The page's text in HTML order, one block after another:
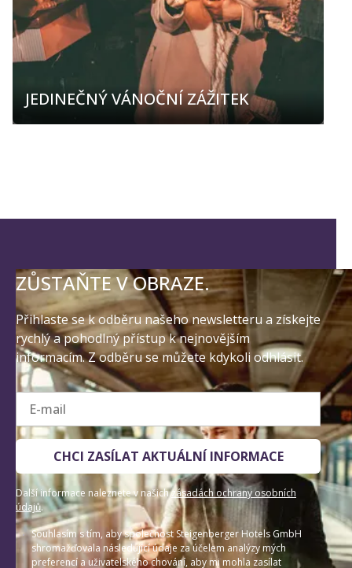
JEDINEČNÝ VÁNOČNÍ ZÁŽITEK
ZŮSTAŇTE V OBRAZE.
Přihlaste se k odběru našeho newsletteru a získejte
rychlý a pohodlný přístup k nejnovějším
informacím. Z odběru se můžete kdykoli odhlásit.
E-mail
CHCI ZASÍLAT AKTUÁLNÍ INFORMACE
Další informace naleznete v našichzásadách ochrany osobních
údajů.
Souhlasím s tím, aby společnost Steigenberger Hotels GmbH
shromažďovala následující údaje za účelem analýzy mých
preferencí a uživatelského chování, aby mi mohla zasílat